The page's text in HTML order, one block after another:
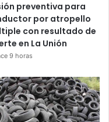
preventiva para
por atropello
con resultado de
en La Unión
9 horas